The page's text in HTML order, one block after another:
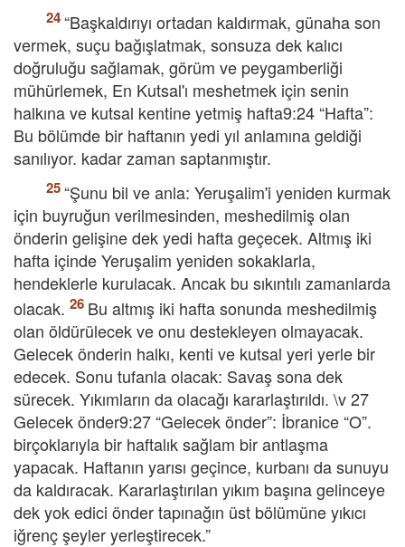
“Başkaldırıyı ortadan kaldırmak, günaha son
vermek, suçu bağışlatmak, sonsuza dek kalıcı
doğruluğu sağlamak, görüm ve peygamberliği
mühürlemek, En Kutsal'ı meshetmek için senin
halkına ve kutsal kentine yetmiş hafta9:24 “Hafta”:
Bu bölümde bir haftanın yedi yıl anlamına geldiği
sanılıyor. kadar zaman saptanmıştır.
“Şunu bil ve anla: Yeruşalim'i yeniden kurmak
için buyruğun verilmesinden, meshedilmiş olan
önderin gelişine dek yedi hafta geçecek. Altmış iki
hafta içinde Yeruşalim yeniden sokaklarla,
hendeklerle kurulacak. Ancak bu sıkıntılı zamanlarda
olacak.
Bu altmış iki hafta sonunda meshedilmiş
olan öldürülecek ve onu destekleyen olmayacak.
Gelecek önderin halkı, kenti ve kutsal yeri yerle bir
edecek. Sonu tufanla olacak: Savaş sona dek
sürecek. Yıkımların da olacağı kararlaştırıldı. \v 27
Gelecek önder9:27 “Gelecek önder”: İbranice “O”.
birçoklarıyla bir haftalık sağlam bir antlaşma
yapacak. Haftanın yarısı geçince, kurbanı da sunuyu
da kaldıracak. Kararlaştırılan yıkım başına gelinceye
dek yok edici önder tapınağın üst bölümüne yıkıcı
iğrenç şeyler yerleştirecek.”